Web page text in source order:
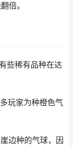
倍。
些稀有品种在达
玩家为种橙色气
边种的气球，因